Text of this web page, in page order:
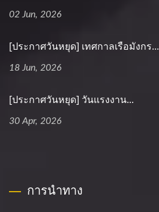
02 Jun, 2026
[ประกาศวันหยุด] เทศกาลเรือมังกร...
18 Jun, 2026
[ประกาศวันหยุด] วันแรงงาน...
30 Apr, 2026
การนำทาง